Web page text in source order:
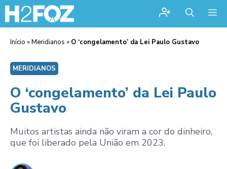
Início »Meridianos » O ‘congelamento’ da Lei Paulo Gustavo
MERIDIANOS
O ‘congelamento’ da Lei Paulo
Gustavo
Muitos artistas ainda não viram a cor do dinheiro,
que foi liberado pela União em 2023.